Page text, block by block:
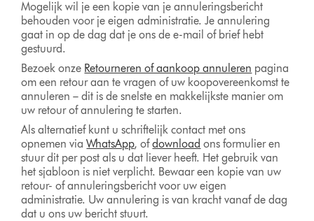
Mogelijk wil je een kopie van je annuleringsbericht
behouden voor je eigen administratie. Je annulering
gaat in op de dag dat je ons de e-mail of brief hebt
gestuurd.
Bezoek onze Retourneren of aankoop annuleren pagina
om een retour aan te vragen of uw koopovereenkomst te
annuleren – dit is de snelste en makkelijkste manier om
uw retour of annulering te starten.
Als alternatief kunt u schriftelijk contact met ons
opnemen viaWhatsApp, ofdownload ons formulier en
stuur dit per post als u dat liever heeft. Het gebruik van
het sjabloon is niet verplicht. Bewaar een kopie van uw
retour- of annuleringsbericht voor uw eigen
administratie. Uw annulering is van kracht vanaf de dag
dat u ons uw bericht stuurt.